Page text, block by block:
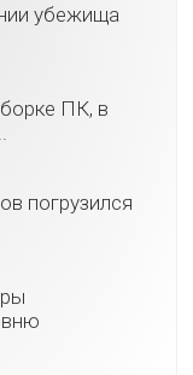
убежища
ПК, в
погрузился